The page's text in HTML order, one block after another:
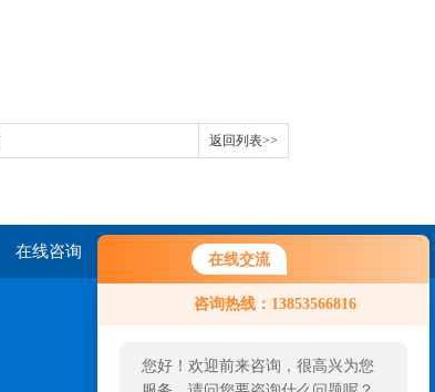
在线交流
咨询热线：13853566816
您好！欢迎前来咨询，很高兴为您
返回列表>>
在线咨询 联系我们